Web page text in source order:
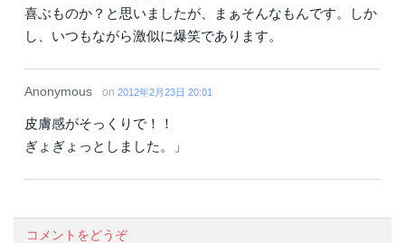
喜ぶものか？と思いましたが、まぁそんなもんです。しか
し、いつもながら激似に爆笑であります。
Anonymous on 2012年2月23日 20:01
皮膚感がそっくりで！！
ぎょぎょっとしました。」
コメントをどうぞ